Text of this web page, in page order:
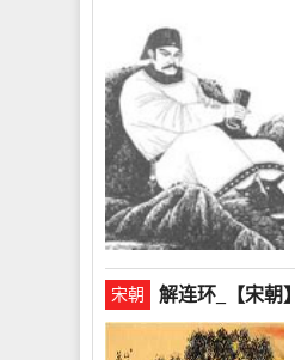
宋朝 解连环_【宋朝